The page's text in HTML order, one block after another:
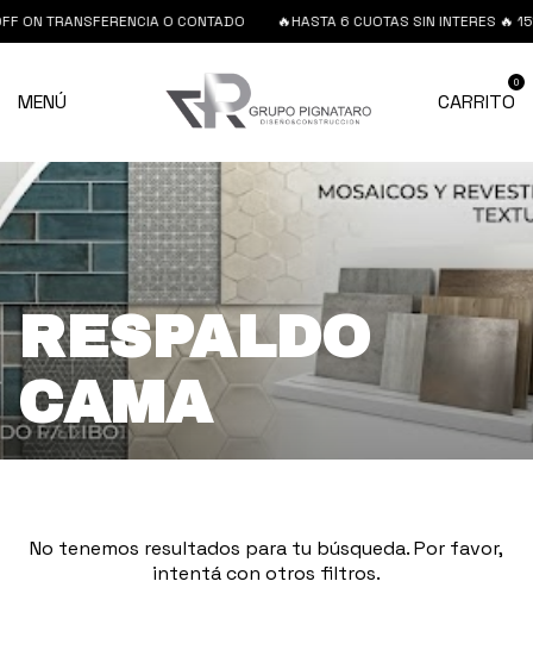
ON TRANSFERENCIA O CONTADO 🔥HASTA 6 CUOTAS SIN INTERES 🔥
MENÚ CARRITO
0
RESPALDO
CAMA
No tenemos resultados para tu búsqueda. Por favor,
intentá con otros filtros.